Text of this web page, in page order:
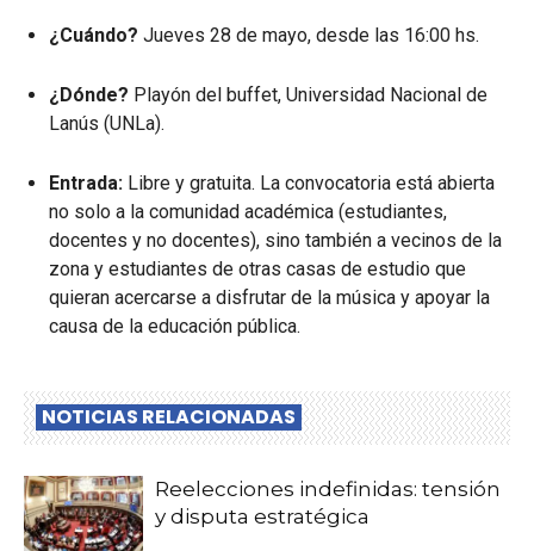
¿Cuándo? Jueves 28 de mayo, desde las 16:00 hs.
¿Dónde? Playón del buffet, Universidad Nacional de
Lanús (UNLa).
Entrada: Libre y gratuita. La convocatoria está abierta
no solo a la comunidad académica (estudiantes,
docentes y no docentes), sino también a vecinos de la
zona y estudiantes de otras casas de estudio que
quieran acercarse a disfrutar de la música y apoyar la
causa de la educación pública.
NOTICIAS RELACIONADAS
Reelecciones indefinidas: tensión
y disputa estratégica